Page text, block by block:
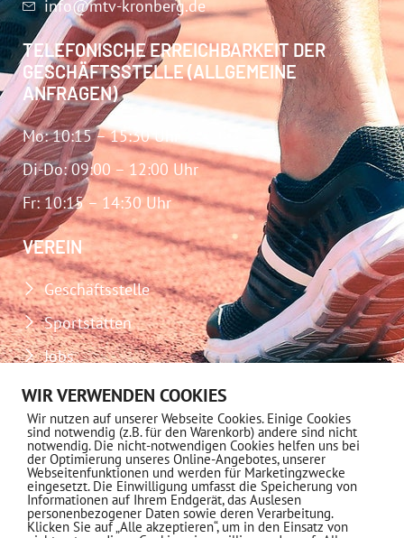
info@mtv-kronberg.de
TELEFONISCHE ERREICHBARKEIT DER
GESCHÄFTSSTELLE (ALLGEMEINE
ANFRAGEN)
Mo: 10:15 – 15:30 Uhr
Di-Do: 09:00 – 12:00 Uhr
Fr: 10:15 – 14:30 Uhr
VEREIN
Geschäftsstelle
Sportstätten
Jobs
Download-Center
Impressum
Datenschutz
MITGLIEDSCHAFT
WIR VERWENDEN COOKIES
Wir nutzen auf unserer Webseite Cookies. Einige Cookies
sind notwendig (z.B. für den Warenkorb) andere sind nicht
notwendig. Die nicht-notwendigen Cookies helfen uns bei
der Optimierung unseres Online-Angebotes, unserer
Webseitenfunktionen und werden für Marketingzwecke
eingesetzt. Die Einwilligung umfasst die Speicherung von
Informationen auf Ihrem Endgerät, das Auslesen
personenbezogener Daten sowie deren Verarbeitung.
Klicken Sie auf „Alle akzeptieren“, um in den Einsatz von